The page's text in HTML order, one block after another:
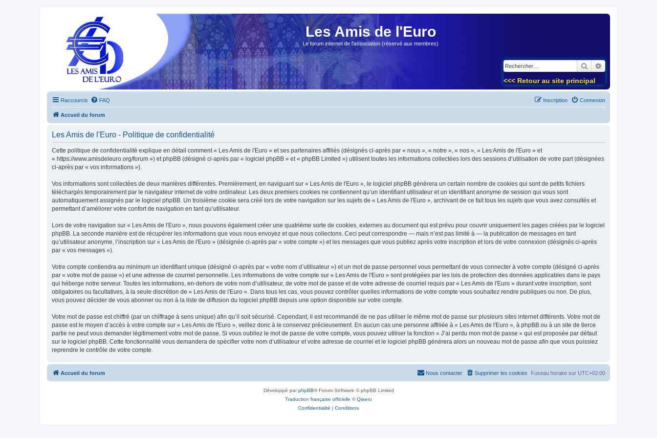
Les Amis de l'Euro
Le forum internet de l'association (réservé aux membres)
Rechercher
<<< Retour au site principal
Raccourcis FAQ Connexion
Inscription
Accueil du forum
Les Amis de l'Euro - Politique de confidentialité
Cette politique de confidentialité explique en détail comment « Les Amis de l'Euro » et ses partenaires affiliés (désignés ci-après par « nous », « notre », « nos », « Les Amis de l'Euro » et
« https://www.amisdeleuro.org/forum ») et phpBB (désigné ci-après par « logiciel phpBB » et « phpBB Limited ») utilisent toutes les informations collectées lors des sessions d’utilisation de votre part (désignées
ci-après par « vos informations »).
Vos informations sont collectées de deux manières différentes. Premièrement, en naviguant sur « Les Amis de l'Euro », le logiciel phpBB génèrera un certain nombre de cookies qui sont de petits fichiers
téléchargés temporairement par le navigateur internet de votre ordinateur. Les deux premiers cookies ne contiennent qu’un identifiant utilisateur et un identifiant anonyme de session qui vous sont
automatiquement assignés par le logiciel phpBB. Un troisième cookie sera créé lors de votre navigation sur les sujets de « Les Amis de l'Euro », archivant de ce fait tous les sujets que vous avez consultés et
permettant d’améliorer votre confort de navigation en tant qu’utilisateur.
Lors de votre navigation sur « Les Amis de l'Euro », nous pouvons également créer une quatrième sorte de cookies, externes au document qui est prévu pour couvrir uniquement les pages créées par le logiciel
phpBB. La seconde manière est de récupérer les informations que vous nous envoyez et que nous collectons. Ceci peut correspondre — mais n’est pas limité à — la publication de messages en tant
qu’utilisateur anonyme, l’inscription sur « Les Amis de l'Euro » (désignée ci-après par « votre compte ») et les messages que vous publiez après votre inscription et lors de votre connexion (désignés ci-après
par « vos messages »).
Votre compte contiendra au minimum un identifiant unique (désigné ci-après par « votre nom d’utilisateur ») et un mot de passe personnel vous permettant de vous connecter à votre compte (désigné ci-après
par « votre mot de passe ») et une adresse de courriel personnelle. Les informations de votre compte sur « Les Amis de l'Euro » sont protégées par les lois de protection des données applicables dans le pays
qui héberge notre serveur. Toutes les informations, en-dehors de votre nom d’utilisateur, de votre mot de passe et de votre adresse de courriel requis par « Les Amis de l'Euro » durant votre inscription, sont
obligatoires ou facultatives, à la seule discrétion de « Les Amis de l'Euro ». Dans tous les cas, vous pouvez contrôler quelles informations de votre compte vous souhaitez rendre publiques ou non. De plus,
vous pouvez décider de vous abonner ou non à la liste de diffusion du logiciel phpBB depuis une option disponible sur votre compte.
Votre mot de passe est chiffré (par un chiffrage à sens unique) afin qu’il soit sécurisé. Cependant, il est recommandé de ne pas utiliser le même mot de passe sur plusieurs sites internet différents. Votre mot de
passe est le moyen d’accès à votre compte sur « Les Amis de l'Euro », veillez donc à le conservez précieusement. En aucun cas une personne affiliée à « Les Amis de l'Euro », à phpBB ou à un site de tierce
partie ne peut vous demander légitimement votre mot de passe. Si vous oubliez le mot de passe de votre compte, vous pouvez utiliser la fonction « J’ai perdu mon mot de passe » qui est proposée par défaut
sur le logiciel phpBB. Cette fonctionnalité vous demandera de spécifier votre nom d’utilisateur et votre adresse de courriel et le logiciel phpBB générera alors un nouveau mot de passe afin que vous puissiez
reprendre le contrôle de votre compte.
Accueil du forum Fuseau horaire sur UTC+02:00
Supprimer les cookies
Nous contacter
Développé parphpBB® Forum Software © phpBB Limited
Traduction française officielle ©Qiaeru
Confidentialité | Conditions